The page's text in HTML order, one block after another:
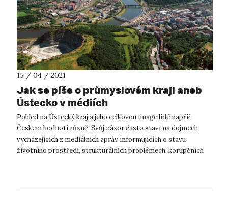
15 / 04 / 2021
Jak se píše o průmyslovém kraji aneb
Ústecko v médiích
Pohled na Ústecký kraj a jeho celkovou image lidé napříč
Českem hodnotí různě. Svůj názor často staví na dojmech
vycházejících z mediálních zpráv informujících o stavu
životního prostředí, strukturálních problémech, korupčních